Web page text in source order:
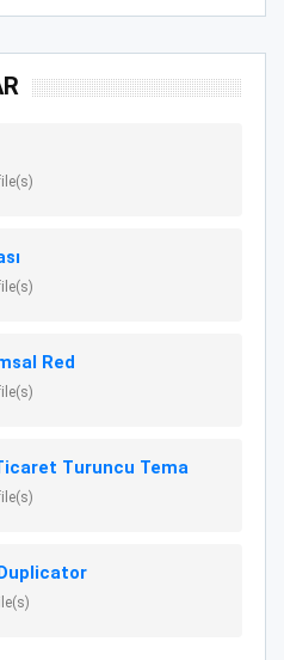
Red
Turuncu Tema